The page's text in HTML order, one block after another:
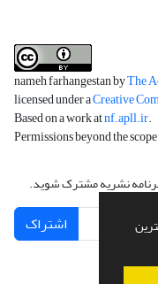
nameh farhangestan byThe
licensed under aCreative
Based on a work atnf.apll.ir.
Permissions beyond the
نشریه مشترک شوید.
اشتراک